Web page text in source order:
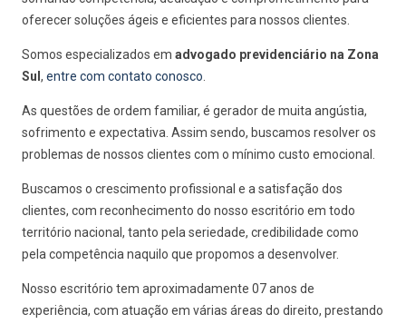
oferecer soluções ágeis e eficientes para nossos clientes.
Somos especializados em advogado previdenciário na Zona
Sul , entre com contato conosco
As questões de ordem familiar, é gerador de muita angústia,
sofrimento e expectativa. Assim sendo, buscamos resolver os
problemas de nossos clientes com o mínimo custo emocional.
Buscamos o crescimento profissional e a satisfação dos
clientes, com reconhecimento do nosso escritório em todo
território nacional, tanto pela seriedade, credibilidade como
pela competência naquilo que propomos a desenvolver.
Nosso escritório tem aproximadamente 07 anos de
experiência, com atuação em várias áreas do direito, prestando